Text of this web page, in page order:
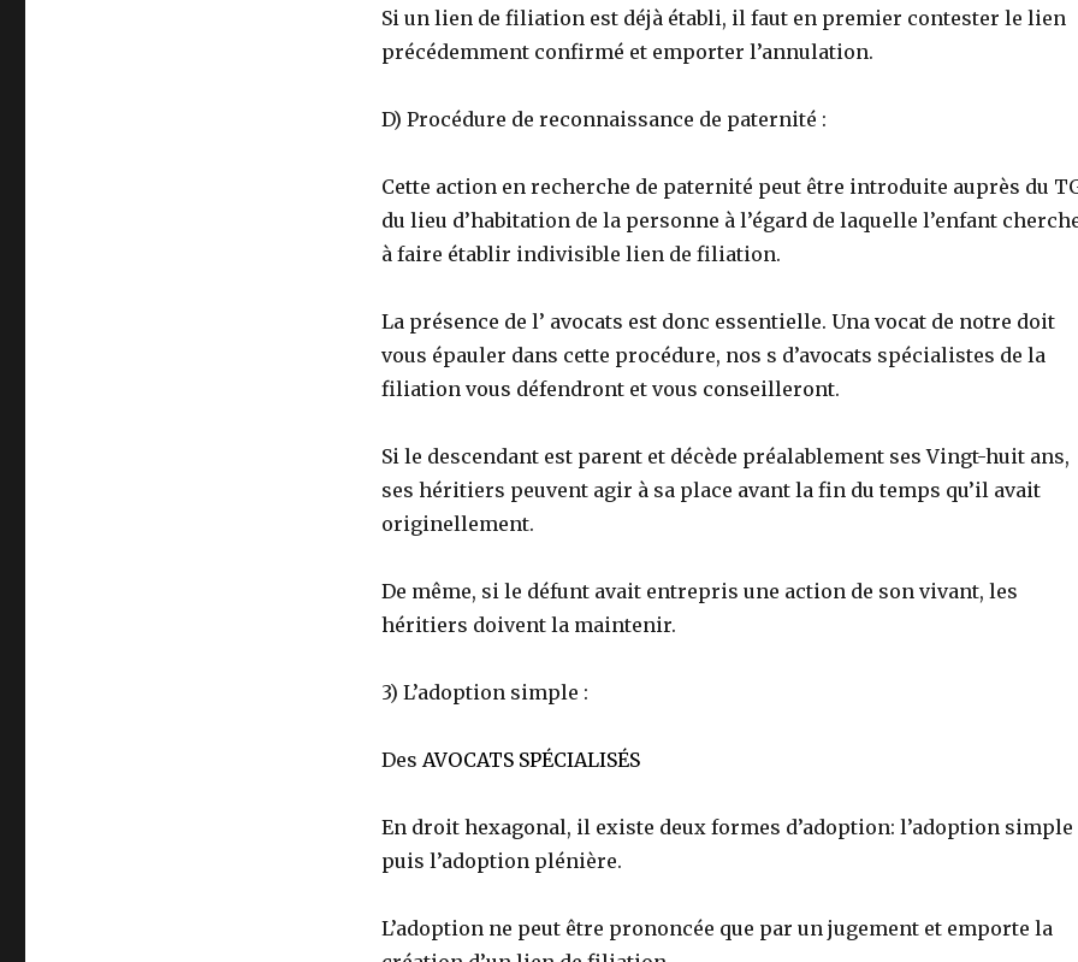
Si un lien de filiation est déjà établi, il faut en premier contester le lien
précédemment confirmé et emporter l’annulation.
D) Procédure de reconnaissance de paternité :
Cette action en recherche de paternité peut être introduite auprès du
du lieu d’habitation de la personne à l’égard de laquelle l’enfant
à faire établir indivisible lien de filiation.
La présence de l’ avocats est donc essentielle. Una vocat de notre doit
vous épauler dans cette procédure, nos s d’avocats spécialistes de la
filiation vous défendront et vous conseilleront.
Si le descendant est parent et décède préalablement ses Vingt-huit ans,
ses héritiers peuvent agir à sa place avant la fin du temps qu’il avait
originellement.
De même, si le défunt avait entrepris une action de son vivant, les
héritiers doivent la maintenir.
3) L’adoption simple :
Des AVOCATS SPÉCIALISÉS
En droit hexagonal, il existe deux formes d’adoption: l’adoption simple
puis l’adoption plénière.
L’adoption ne peut être prononcée que par un jugement et emporte la